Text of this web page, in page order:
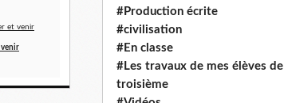
venir
#Production écrite
#civilisation
#En classe
#Les travaux de mes élèves de
troisième